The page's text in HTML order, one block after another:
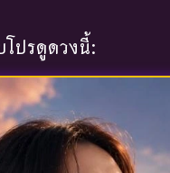
ปรดูดวงนี้: